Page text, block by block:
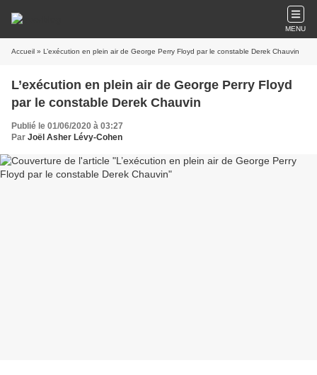
MENU
Accueil » L’exécution en plein air de George Perry Floyd par le constable Derek Chauvin
L’exécution en plein air de George Perry Floyd
par le constable Derek Chauvin
Publié le 01/06/2020 à 03:27
Par Joël Asher Lévy-Cohen